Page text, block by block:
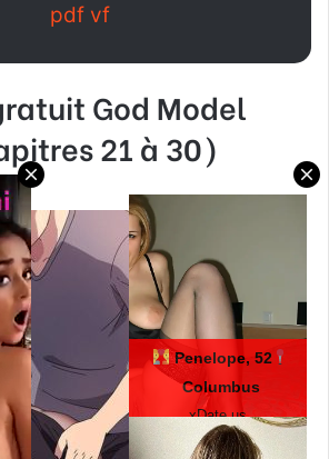
Penelope, 52
Columbus
xDate.us
pdf vf
God Model
21 à 30)